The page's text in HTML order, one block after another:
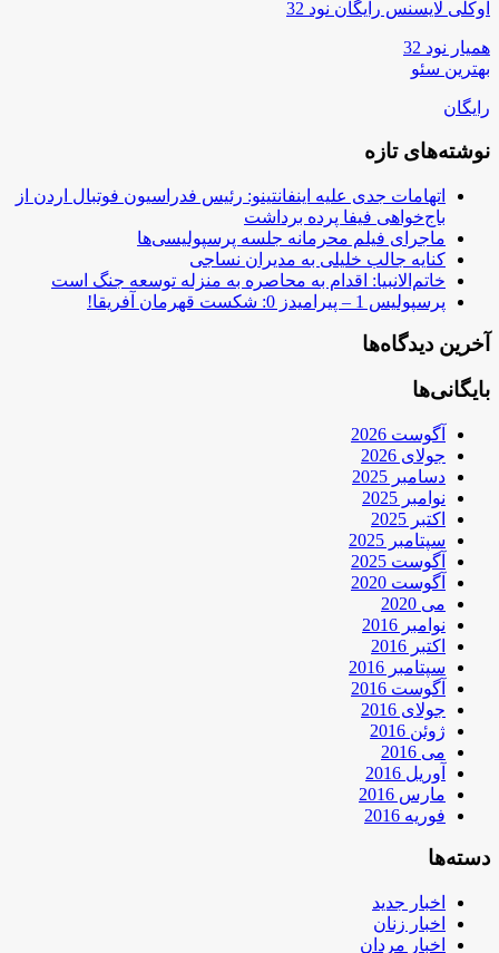
اوکلی لایسنس رایگان نود 32
همیار نود 32
بهترین سئو
رایگان
نوشته‌های تازه
اتهامات جدی علیه اینفانتینو: رئیس فدراسیون فوتبال اردن از
باج‌خواهی فیفا پرده برداشت
ماجرای فیلم محرمانه جلسه پرسپولیسی‌ها
کنایه جالب خلیلی به مدیران نساجی
خاتم‌الانبیا: اقدام به محاصره به منزله توسعه جنگ است
پرسپولیس 1 – پیرامیدز 0: شکست قهرمان آفریقا!
آخرین دیدگاه‌ها
بایگانی‌ها
آگوست 2026
جولای 2026
دسامبر 2025
نوامبر 2025
اکتبر 2025
سپتامبر 2025
آگوست 2025
آگوست 2020
می 2020
نوامبر 2016
اکتبر 2016
سپتامبر 2016
آگوست 2016
جولای 2016
ژوئن 2016
می 2016
آوریل 2016
مارس 2016
فوریه 2016
دسته‌ها
اخبار جدید
اخبار زنان
اخبار مردان